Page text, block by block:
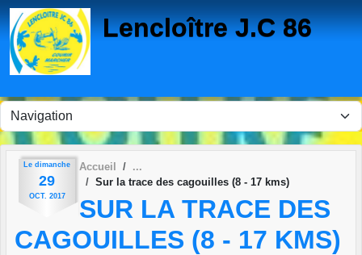
Lencloître J.C 86
Le dimanche
29
OCT. 2017
Accueil
Sur la trace des cagouilles (8 - 17 kms)
SUR LA TRACE DES
CAGOUILLES (8 - 17 KMS)
Panneau de gestion des cookies